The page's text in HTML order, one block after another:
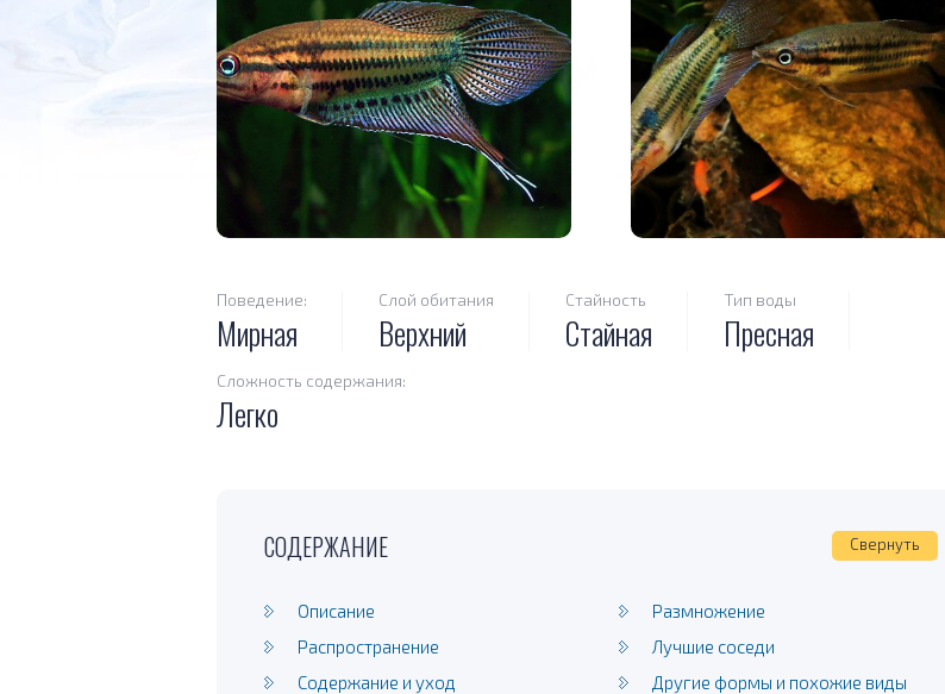
Поведение:
Мирная
Слой обитания
Верхний
Стайность
Стайная
Тип воды
Пресная
Сложность содержания:
Легко
СОДЕРЖАНИЕ Свернуть
Описание
Распространение
Содержание и уход
Размножение
Лучшие соседи
Другие формы и похожие виды